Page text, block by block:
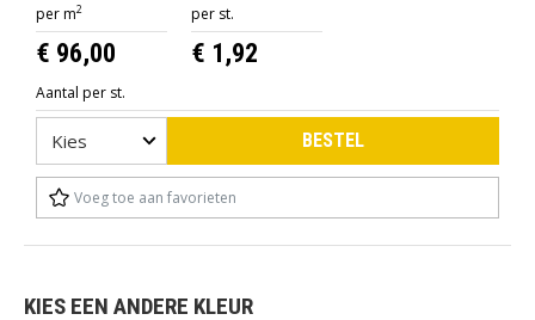
per m2
€ 96,00
per st.
€ 1,92
Aantal per st.
BESTEL
Voeg toe aan favorieten
KIES EEN ANDERE KLEUR